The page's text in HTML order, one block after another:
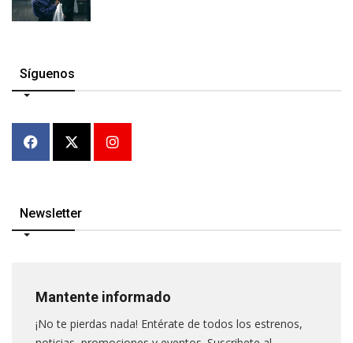
Síguenos
Newsletter
Mantente informado
¡No te pierdas nada! Entérate de todos los estrenos,